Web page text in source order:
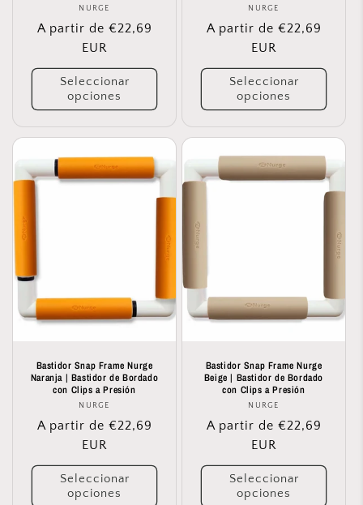
Proveedor:
NURGE
Precio
A partir de €22,69
EUR
Seleccionar
opciones
Proveedor:
NURGE
Precio
A partir de €22,69
EUR
Seleccionar
opciones
Bastidor Snap Frame Nurge
Naranja | Bastidor de Bordado
con Clips a Presión
Proveedor:
NURGE
Precio
A partir de €22,69
EUR
Seleccionar
opciones
Bastidor Snap Frame Nurge
Beige | Bastidor de Bordado
con Clips a Presión
Proveedor:
NURGE
Precio
A partir de €22,69
EUR
Seleccionar
opciones